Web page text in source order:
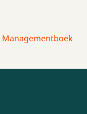
Managementboek